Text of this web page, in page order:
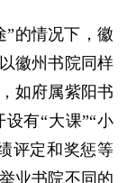
”的情况下，徽
徽州书院同样
如府属紫阳书
有“大课”“小
评定和奖惩等
业书院不同的